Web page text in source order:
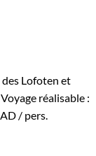
des Lofoten et
Voyage réalisable :
/ pers.